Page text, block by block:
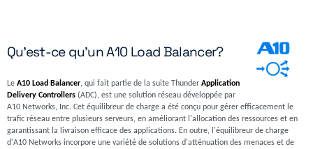
Qu'est-ce qu'un A10 Load Balancer?
Le A10 Load Balancer, qui fait partie de la suite Thunder Application
Delivery Controllers(ADC), est une solution réseau développée par
A10 Networks, Inc. Cet équilibreur de charge a été conçu pour gérer efficacement le
trafic réseau entre plusieurs serveurs, en améliorant l'allocation des ressources et en
garantissant la livraison efficace des applications. En outre, l'équilibreur de charge
d'A10 Networks incorpore une variété de solutions d'atténuation des menaces et de